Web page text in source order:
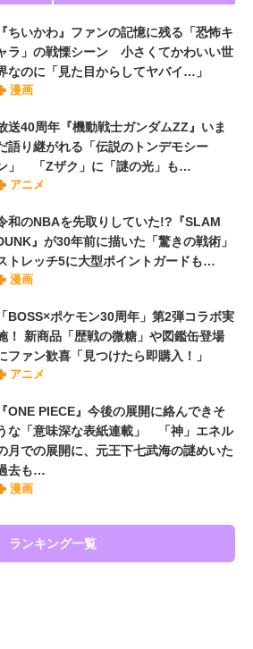
『ちいかわ』ファンの記憶に残る「恐怖キ
ラ」の戦慄シーン 小さくてかわいい世
なのに「見た目からしてヤバイ…」
漫画
送40周年『機動戦士ガンダムZZ』いま
語り継がれる「伝説のトンデモシー
」 「Zザク」に「謎の光」も…
アニメ
和のNBAを先取りしていた!?『SLAM
』が30年前に描いた「驚きの戦術」
トレッチ5に大型ポイントガードも…
漫画
「BOSS×ポケモン30周年」第2弾コラボ実
！ 新商品「歴戦の微糖」や図鑑缶登場
ファン歓喜「見つけたら即購入！」
アニメ
『ONE PIECE』今後の展開に絡んできそ
な「意味深な表紙連載」 「神」エネル
月での展開に、元王下七武海の謎めいた
去も…
漫画
ランキング一覧